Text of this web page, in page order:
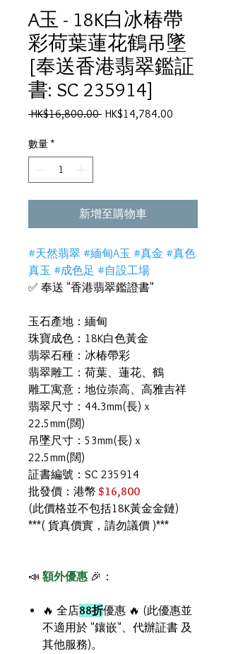
A玉 - 18K白冰椿帶
彩荷葉蓮花鶴吊墜
[奉送香港翡翠鑑証
書: SC 235914]
HK$16,800.00 一HK$14,784.00
數量 *
新增至購物車
#天然翡翠 #緬甸A玉 #真金 #真色
真玉 #成色足 #自設工場
✅ 奉送 "香港翡翠鑑證書"
玉石產地：緬甸
珠寶成色：18K白色黃金
翡翠石種：冰椿帶彩
翡翠雕工：荷葉、蓮花、鶴
雕工寓意：地位崇高、高雅吉祥
翡翠尺寸：44.3mm(長) x
22.5mm(闊)
吊墜尺寸：53mm(長) x
22.5mm(闊)
証書編號：SC 235914
批發價：港幣 $16,800
(此價格並不包括18K黃金金鏈)
***( 貨真價實，請勿議價 )***
📣 額外優惠 🎉：
🔥 全店88折優惠 🔥 (此優惠並
不適用於 "鑲嵌"、代辦証書 及
其他服務)。